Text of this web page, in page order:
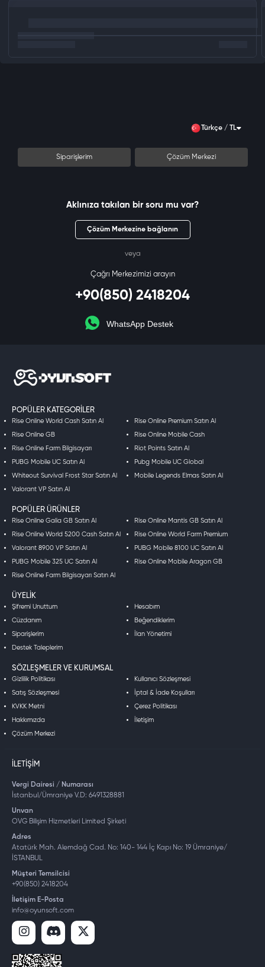
Türkçe / TL
Siparişlerim Çözüm Merkezi
Aklınıza takılan bir soru mu var?
Çözüm Merkezine bağlanın
veya
Çağrı Merkezimizi arayın
+90(850) 2418204
WhatsApp Destek
POPÜLER KATEGORILER
Rise Online World Cash Satın Al Rise Online Premium Satın Al
Rise Online GB Rise Online Mobile Cash
Rise Online Farm Bilgisayarı Riot Points Satın Al
PUBG Mobile UC Satın Al Pubg Mobile UC Global
Whiteout Survival Frost Star Satın Al Mobile Legends Elmas Satın Al
Valorant VP Satın Al
POPÜLER ÜRÜNLER
Rise Online Galia GB Satın Al Rise Online Mantis GB Satın Al
Rise Online World 5200 Cash Satın Al Rise Online World Farm Premium
Valorant 8900 VP Satın Al PUBG Mobile 8100 UC Satın Al
PUBG Mobile 325 UC Satın Al Rise Online Mobile Aragon GB
Rise Online Farm Bilgisayarı Satın Al
ÜYELIK
Şifremi Unuttum Hesabım
Cüzdanım Beğendiklerim
Siparişlerim İlan Yönetimi
Destek Taleplerim
SÖZLEŞMELER VE KURUMSAL
Gizlilik Politikası Kullanıcı Sözleşmesi
Satış Sözleşmesi İptal & İade Koşulları
KVKK Metni Çerez Politikası
Hakkımızda İletişim
Çözüm Merkezi
İLETIŞIM
Vergi Dairesi / Numarası
İstanbul/Ümraniye V.D: 6491328881
Unvan
OVG Bilişim Hizmetleri Limited Şirketi
Adres
Atatürk Mah. Alemdağ Cad. No: 140- 144 İç Kapı No: 19 Ümraniye/
İSTANBUL
Müşteri Temsilcisi
+90(850) 2418204
İletişim E-Posta
info@oyunsoft.com